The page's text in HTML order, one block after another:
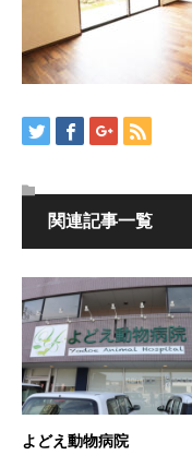
関連記事一覧
よどえ動物病院